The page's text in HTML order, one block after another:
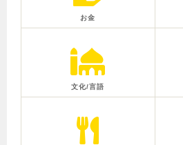
お金
文化/言語